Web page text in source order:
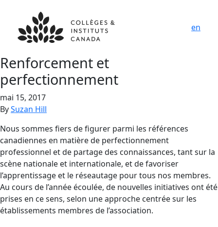
en
Renforcement et
perfectionnement
mai 15, 2017
BySuzan Hill
Nous sommes fiers de figurer parmi les références
canadiennes en matière de perfectionnement
professionnel et de partage des connaissances, tant sur la
scène nationale et internationale, et de favoriser
l’apprentissage et le réseautage pour tous nos membres.
Au cours de l’année écoulée, de nouvelles initiatives ont été
prises en ce sens, selon une approche centrée sur les
établissements membres de l’association.